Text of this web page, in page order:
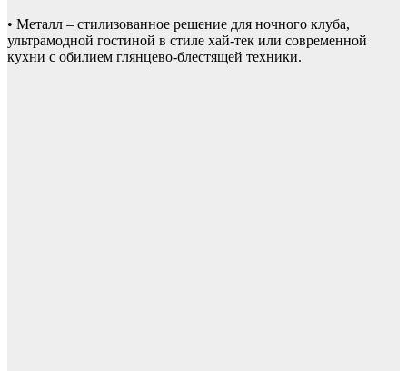
• Металл – стилизованное решение для ночного клуба,
ультрамодной гостиной в стиле хай-тек или современной
кухни с обилием глянцево-блестящей техники.